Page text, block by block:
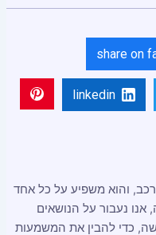
share on
linkedin
והוא משפיע על כל אחד
אנו נעבור על הנושאים
כדי להבין את המשמעות